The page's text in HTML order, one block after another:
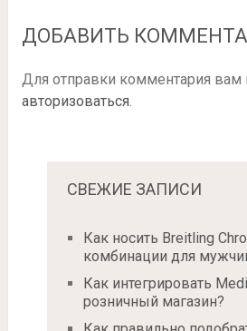
ДОБАВИТЬ
Для отправки комментария вам
авторизоваться.
СВЕЖИЕ ЗАПИСИ
Как носить Breitling
комбинации для
Как интегрировать
розничный магазин?